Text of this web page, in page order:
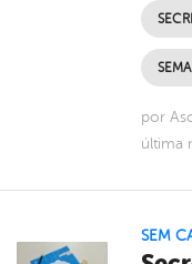
por
última
SEM